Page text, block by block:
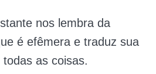
nos lembra da
é efêmera e traduz sua
as coisas.